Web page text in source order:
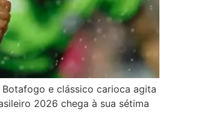
e clássico carioca agita
2026 chega à sua sétima